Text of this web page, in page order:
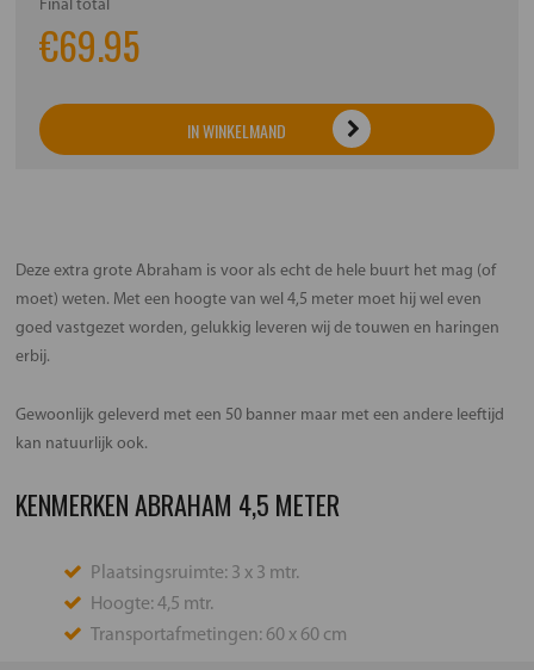
Final total
€69.95
IN WINKELMAND
Deze extra grote Abraham is voor als echt de hele buurt het mag (of
moet) weten. Met een hoogte van wel 4,5 meter moet hij wel even
goed vastgezet worden, gelukkig leveren wij de touwen en haringen
erbij.
Gewoonlijk geleverd met een 50 banner maar met een andere leeftijd
kan natuurlijk ook.
KENMERKEN ABRAHAM 4,5 METER
Plaatsingsruimte: 3 x 3 mtr.
Hoogte: 4,5 mtr.
Transportafmetingen: 60 x 60 cm